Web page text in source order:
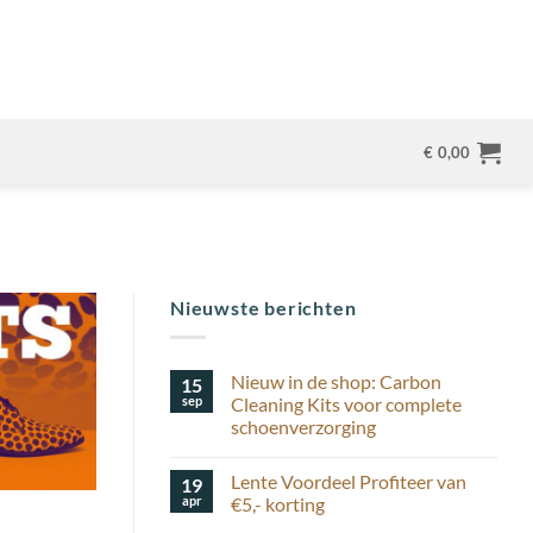
€ 0,00
Nieuwste berichten
15
sep
Nieuw in de shop: Carbon
Cleaning Kits voor complete
schoenverzorging
op
Nieuw
in
19
apr
Lente Voordeel Profiteer van
€5,- korting